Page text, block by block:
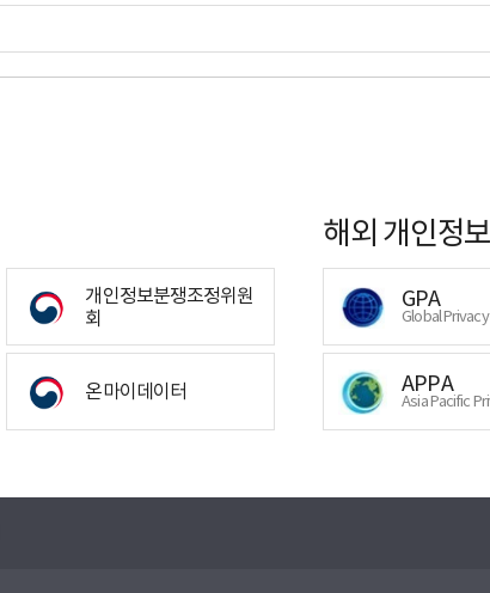
개인정보분쟁조정위원
회
온마이데이터
해외 개인정
GPA
Global
APPA
Asia Pacific